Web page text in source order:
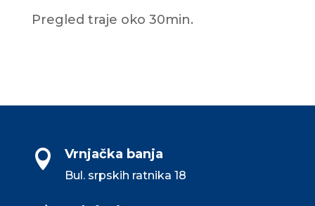
Pregled traje oko 30min.
 Vrnjačka banja
Bul. srpskih ratnika 18